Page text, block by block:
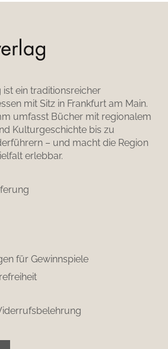
ein traditionsreicher
mit Sitz in Frankfurt am Main.
umfasst Bücher mit regionalem
Kulturgeschichte bis zu
– und macht die Region
erlebbar.
für Gewinnspiele